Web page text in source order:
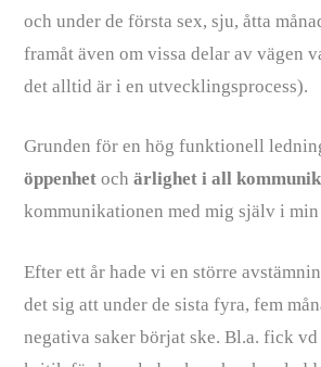
och under de första sex, sju, åtta
framåt även om vissa delar av vägen
det alltid är i en utvecklingsprocess).
Grunden för en hög funktionell
öppenhet ochärlighet i all
kommunikationen med mig själv i
Efter ett år hade vi en större
det sig att under de sista fyra, fem
negativa saker börjat ske. Bl.a. fick